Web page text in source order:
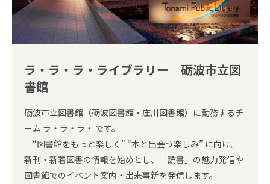
ラ・ラ・ラ・ライブラリー 砺波市立図
書館
砺波市立図書館（砺波図書館・庄川図書館）に勤務するチ
ーム ラ・ラ・ラ・ です。
“図書館をもっと楽しく” “本と出会う楽しみ” に向け、
新刊・新着図書の情報を始めとし、「読書」の魅力発信や
図書館でのイベント案内・出来事新を発信します。